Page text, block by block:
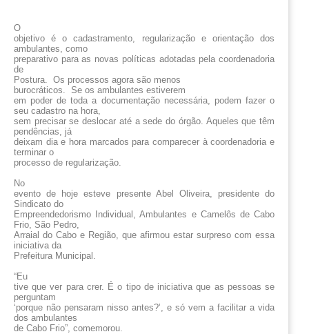
O
objetivo é o cadastramento, regularização e orientação dos
ambulantes, como
preparativo para as novas políticas adotadas pela coordenadoria
de
Postura. Os processos agora são menos
burocráticos. Se os ambulantes estiverem
em poder de toda a documentação necessária, podem fazer o
seu cadastro na hora,
sem precisar se deslocar até a sede do órgão. Aqueles que têm
pendências, já
deixam dia e hora marcados para comparecer à coordenadoria e
terminar o
processo de regularização.
No
evento de hoje esteve presente Abel Oliveira, presidente do
Sindicato do
Empreendedorismo Individual, Ambulantes e Camelôs de Cabo
Frio, São Pedro,
Arraial do Cabo e Região, que afirmou estar surpreso com essa
iniciativa da
Prefeitura Municipal.
“Eu
tive que ver para crer. É o tipo de iniciativa que as pessoas se
perguntam
‘porque não pensaram nisso antes?’, e só vem a facilitar a vida
dos ambulantes
de Cabo Frio”, comemorou.